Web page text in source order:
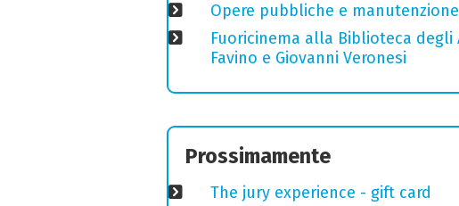
Opere pubbliche e
Fuoricinema alla Biblioteca
Favino e Giovanni Veronesi
Prossimamente
The jury experience - gift card